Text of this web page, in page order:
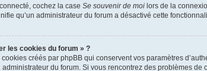
cochez la case Se souvenir de moi lors de la
qu’un administrateur du forum a désactivé cette
les cookies du forum » ?
créés par phpBB qui conservent vos paramètres
du forum. Si vous rencontrez des problèmes